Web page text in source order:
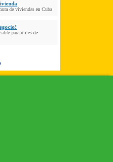
de viviendas en Cuba
para miles de